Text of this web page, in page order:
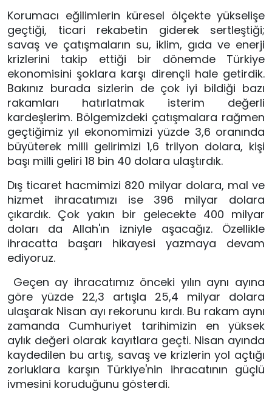
Korumacı eğilimlerin küresel ölçekte yükselişe
geçtiği, ticari rekabetin giderek sertleştiği;
savaş ve çatışmaların su, iklim, gıda ve enerji
krizlerini takip ettiği bir dönemde Türkiye
ekonomisini şoklara karşı dirençli hale getirdik.
Bakınız burada sizlerin de çok iyi bildiği bazı
rakamları hatırlatmak isterim değerli
kardeşlerim. Bölgemizdeki çatışmalara rağmen
geçtiğimiz yıl ekonomimizi yüzde 3,6 oranında
büyüterek milli gelirimizi 1,6 trilyon dolara, kişi
başı milli geliri 18 bin 40 dolara ulaştırdık.
Dış ticaret hacmimizi 820 milyar dolara, mal ve
hizmet ihracatımızı ise 396 milyar dolara
çıkardık. Çok yakın bir gelecekte 400 milyar
doları da Allah'ın izniyle aşacağız. Özellikle
ihracatta başarı hikayesi yazmaya devam
ediyoruz.
göre yüzde 22,3 artışla 25,4 milyar dolara
ulaşarak Nisan ayı rekorunu kırdı. Bu rakam aynı
zamanda Cumhuriyet tarihimizin en yüksek
aylık değeri olarak kayıtlara geçti. Nisan ayında
kaydedilen bu artış, savaş ve krizlerin yol açtığı
zorluklara karşın Türkiye'nin ihracatının güçlü
ivmesini koruduğunu gösterdi.